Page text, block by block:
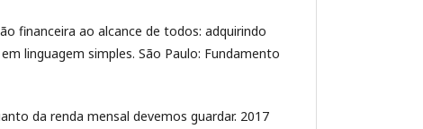
financeira ao alcance de todos: adquirindo
linguagem simples. São Paulo: Fundamento
da renda mensal devemos guardar. 2017